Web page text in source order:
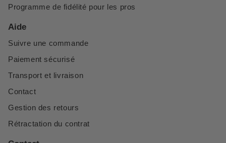
Programme de fidélité pour les pros
Aide
Suivre une commande
Paiement sécurisé
Transport et livraison
Contact
Gestion des retours
Rétractation du contrat